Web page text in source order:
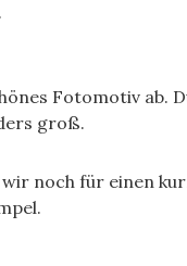
Fotomotiv
groß.
noch für einen